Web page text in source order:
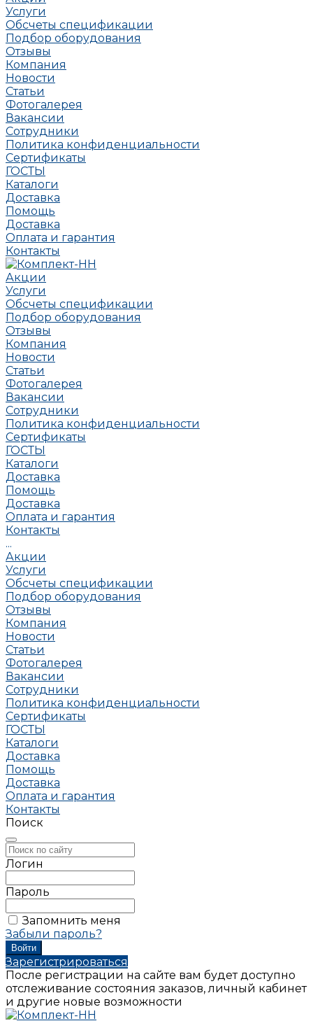
Услуги
Обсчеты спецификации
Подбор оборудования
Отзывы
Компания
Новости
Статьи
Фотогалерея
Вакансии
Сотрудники
Политика конфиденциальности
Сертификаты
ГОСТЫ
Каталоги
Доставка
Помощь
Доставка
Оплата и гарантия
Контакты
Акции
Услуги
Обсчеты спецификации
Подбор оборудования
Отзывы
Компания
Новости
Статьи
Фотогалерея
Вакансии
Сотрудники
Политика конфиденциальности
Сертификаты
ГОСТЫ
Каталоги
Доставка
Помощь
Доставка
Оплата и гарантия
Контакты
...
Акции
Услуги
Обсчеты спецификации
Подбор оборудования
Отзывы
Компания
Новости
Статьи
Фотогалерея
Вакансии
Сотрудники
Политика конфиденциальности
Сертификаты
ГОСТЫ
Каталоги
Доставка
Помощь
Доставка
Оплата и гарантия
Контакты
Поиск
Логин
Пароль
Запомнить меня
Забыли пароль?
Зарегистрироваться
После регистрации на сайте вам будет доступно
отслеживание состояния заказов, личный кабинет
и другие новые возможности